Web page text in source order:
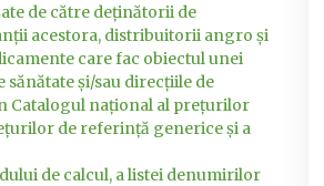
de către deţinătorii de
acestora, distribuitorii angro şi
care fac obiectul unei
şi/sau direcţiile de
Catalogul naţional al preţurilor
de referinţă generice şi a
de calcul, a listei denumirilor